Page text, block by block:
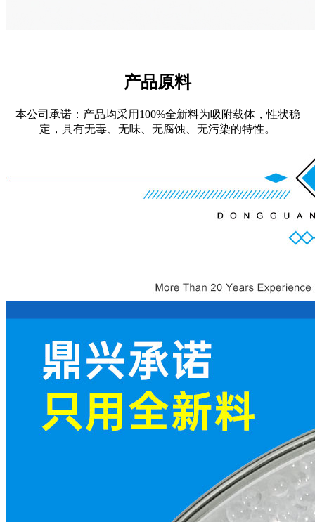
产品原料
本公司承诺：产品均采用100%全新料为吸附载体，性状稳
定，具有无毒、无味、无腐蚀、无污染的特性。